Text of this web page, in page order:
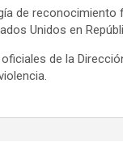
de reconocimiento
Unidos en
de la